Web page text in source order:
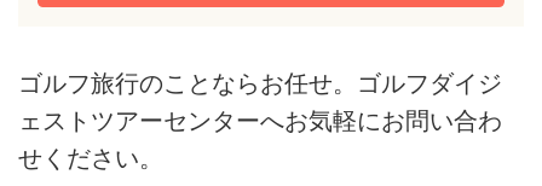
ゴルフ旅行のことならお任せ。ゴルフダイジ
ェストツアーセンターへお気軽にお問い合わ
せください。